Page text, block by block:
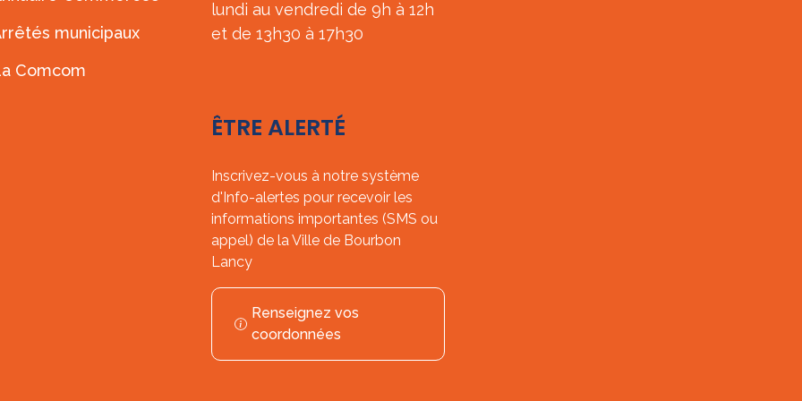
municipaux
Comcom
lundi au vendredi de 9h à 12h
et de 13h30 à 17h30
ÊTRE ALERTÉ
Inscrivez-vous à notre système
d'Info-alertes pour recevoir les
informations importantes (SMS ou
appel) de la Ville de Bourbon
Lancy
Renseignez vos
coordonnées